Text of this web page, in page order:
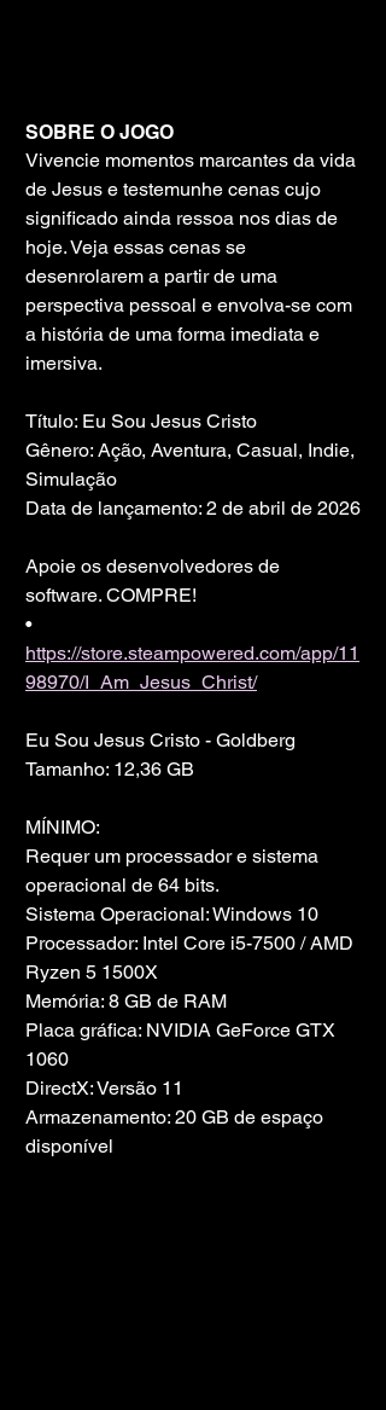
SOBRE O JOGO
Vivencie momentos marcantes da vida
de Jesus e testemunhe cenas cujo
significado ainda ressoa nos dias de
hoje. Veja essas cenas se
desenrolarem a partir de uma
perspectiva pessoal e envolva-se com
a história de uma forma imediata e
imersiva.
Título: Eu Sou Jesus Cristo
Gênero: Ação, Aventura, Casual, Indie,
Simulação
Data de lançamento: 2 de abril de 2026
Apoie os desenvolvedores de
software. COMPRE!
•
https://store.steampowered.com/app/11
98970/I_Am_Jesus_Christ/
Eu Sou Jesus Cristo - Goldberg
Tamanho: 12,36 GB
MÍNIMO:
Requer um processador e sistema
operacional de 64 bits.
Sistema Operacional: Windows 10
Processador: Intel Core i5-7500 / AMD
Ryzen 5 1500X
Memória: 8 GB de RAM
Placa gráfica: NVIDIA GeForce GTX
1060
DirectX: Versão 11
Armazenamento: 20 GB de espaço
disponível